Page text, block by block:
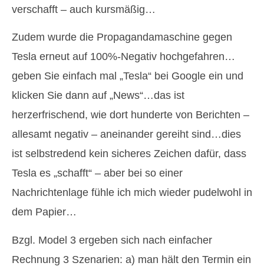
verschafft – auch kursmäßig…
Zudem wurde die Propagandamaschine gegen
Tesla erneut auf 100%-Negativ hochgefahren…
geben Sie einfach mal „Tesla“ bei Google ein und
klicken Sie dann auf „News“…das ist
herzerfrischend, wie dort hunderte von Berichten –
allesamt negativ – aneinander gereiht sind…dies
ist selbstredend kein sicheres Zeichen dafür, dass
Tesla es „schafft“ – aber bei so einer
Nachrichtenlage fühle ich mich wieder pudelwohl in
dem Papier…
Bzgl. Model 3 ergeben sich nach einfacher
Rechnung 3 Szenarien: a) man hält den Termin ein